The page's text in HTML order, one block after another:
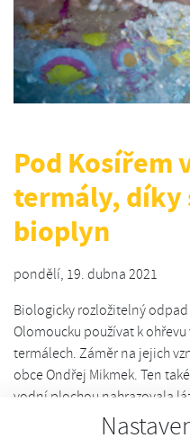
Pod Kosířem
termály, díky
bioplyn
pondělí, 19. dubna 2021
Biologicky rozložitelný
Olomoucku používat k
termálech. Záměr na jejich
obce Ondřej Mikmek. Ten
vodní plochou nahrazovala